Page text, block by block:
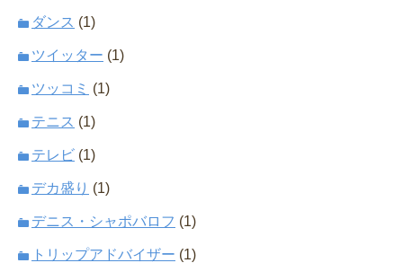
ダンス (1)
ツイッター (1)
ツッコミ (1)
テニス (1)
テレビ (1)
デカ盛り (1)
デニス・シャポバロフ (1)
トリップアドバイザー (1)